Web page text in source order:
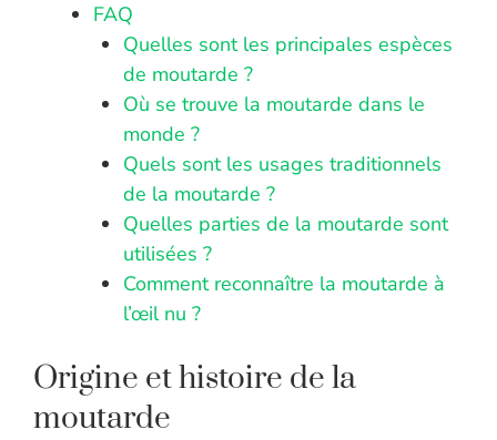
FAQ
Quelles sont les principales espèces
de moutarde ?
Où se trouve la moutarde dans le
monde ?
Quels sont les usages traditionnels
de la moutarde ?
Quelles parties de la moutarde sont
utilisées ?
Comment reconnaître la moutarde à
l’œil nu ?
Origine et histoire de la
moutarde